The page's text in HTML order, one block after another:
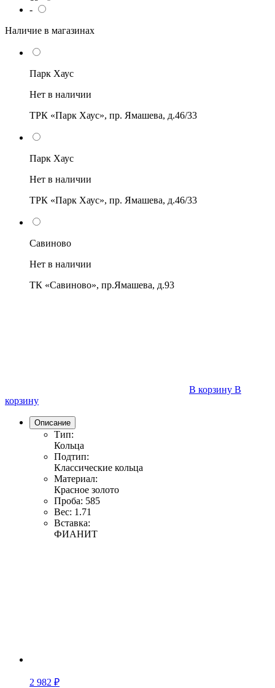
-
Наличие в магазинах
Парк Хаус
Нет в наличии
ТРК «Парк Хаус», пр. Ямашева, д.46/33
Парк Хаус
Нет в наличии
ТРК «Парк Хаус», пр. Ямашева, д.46/33
Савиново
Нет в наличии
ТК «Савиново», пр.Ямашева, д.93
В корзину В
корзину
Описание
Тип:
Кольца
Подтип:
Классические кольца
Материал:
Красное золото
Проба: 585
Вес: 1.71
Вставка:
ФИАНИТ
2 982 ₽